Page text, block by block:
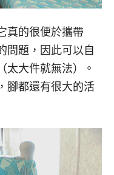
真的很便於攜帶
問題，因此可以自
太大件就無法）。
腳都還有很大的活